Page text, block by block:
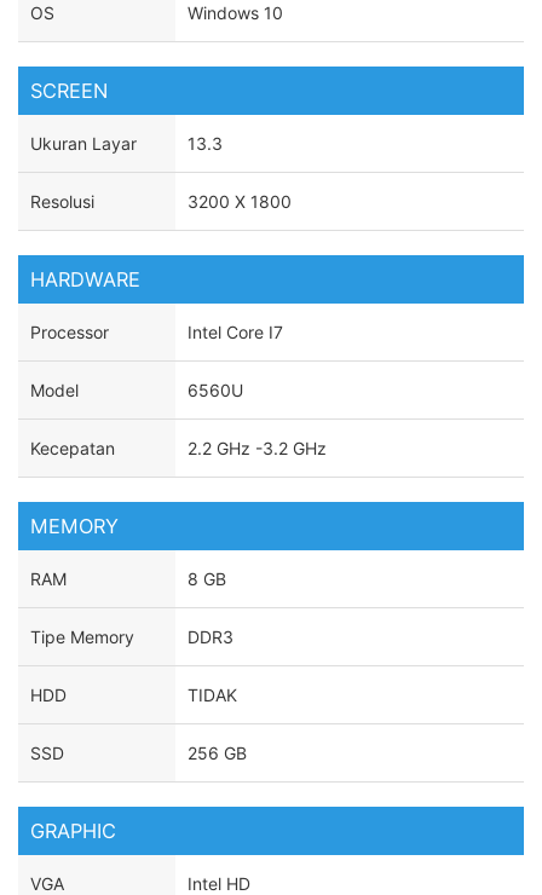
OS Windows 10
SCREEN
Ukuran Layar 13.3
Resolusi 3200 X 1800
HARDWARE
Processor Intel Core I7
Model 6560U
Kecepatan 2.2 GHz -3.2 GHz
MEMORY
RAM 8 GB
Tipe Memory DDR3
HDD TIDAK
SSD 256 GB
GRAPHIC
VGA Intel HD